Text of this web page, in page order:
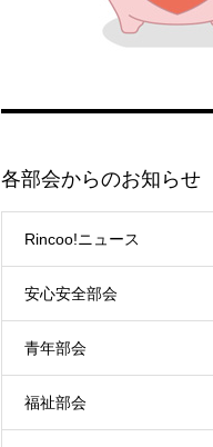
各部会からのお知らせ
Rincoo!ニュース
安心安全部会
青年部会
福祉部会